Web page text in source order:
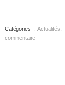
Catégories : Actualités
commentaire